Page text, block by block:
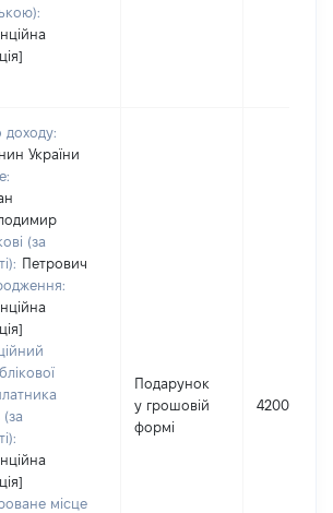
доходу:
України
(за
Петрович
(за
місце
Подарунок
у грошовій
формі
420000